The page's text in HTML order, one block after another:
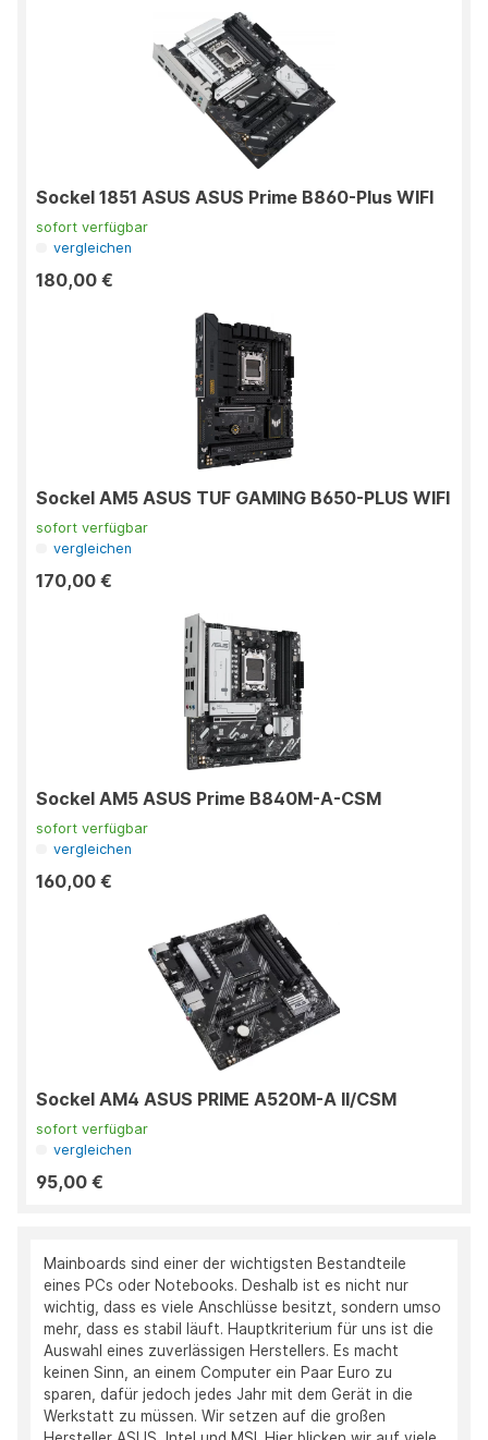
Sockel 1851 ASUS ASUS Prime B860-Plus WIFI
sofort verfügbar
vergleichen
180,00 €
Sockel AM5 ASUS TUF GAMING B650-PLUS WIFI
sofort verfügbar
vergleichen
170,00 €
Sockel AM5 ASUS Prime B840M-A-CSM
sofort verfügbar
vergleichen
160,00 €
Sockel AM4 ASUS PRIME A520M-A II/CSM
sofort verfügbar
vergleichen
95,00 €
Mainboards sind einer der wichtigsten Bestandteile
eines PCs oder Notebooks. Deshalb ist es nicht nur
wichtig, dass es viele Anschlüsse besitzt, sondern umso
mehr, dass es stabil läuft. Hauptkriterium für uns ist die
Auswahl eines zuverlässigen Herstellers. Es macht
keinen Sinn, an einem Computer ein Paar Euro zu
sparen, dafür jedoch jedes Jahr mit dem Gerät in die
Werkstatt zu müssen. Wir setzen auf die großen